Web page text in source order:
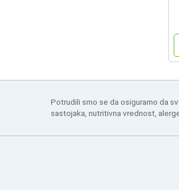
Potrudili smo se da osiguramo da
sastojaka, nutritivna vrednost,